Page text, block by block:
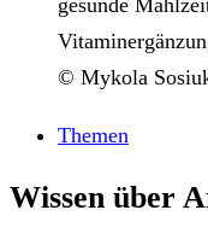
© Mykola
Themen
Wissen über